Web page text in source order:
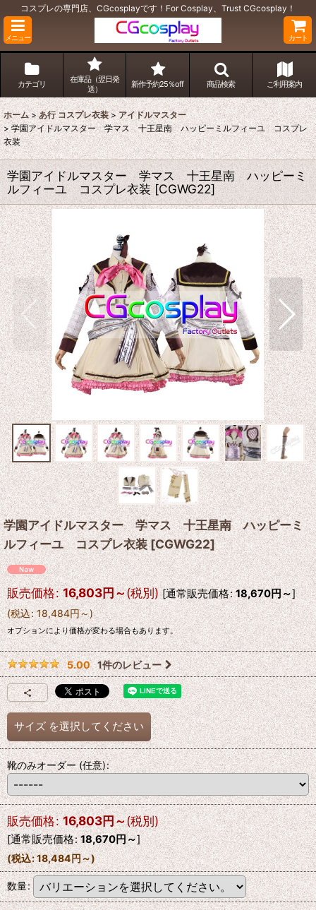
コスプレの専門店、CGcosplayです！For Cosplay、Trust CGcosplay！
メニュー カート
カテゴリ
在庫品（翌日発
送）
新作予約25％off 商品検索 ご利用案内
ホーム > あ行 コスプレ衣装 > アイドルマスター
> 学園アイドルマスター 学マス 十王星南 ハッピーミルフィーユ コスプレ
衣装
学園アイドルマスター 学マス 十王星南 ハッピーミ
ルフィーユ コスプレ衣装 [CGWG22]
学園アイドルマスター 学マス 十王星南 ハッピーミ
ルフィーユ コスプレ衣装[CGWG22]
販売価格: 16,803円～(税別) [通常販売価格: 18,670円～]
(税込: 18,484円～)
オプションにより価格が変わる場合もあります。
5.00 1件のレビュー
サイズ を選択してください
靴のみオーダー(任意):
販売価格: 16,803円～(税別)
[通常販売価格: 18,670円～]
(税込:18,484円～)
数量: